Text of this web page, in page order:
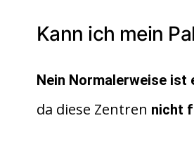
Kann ich mein
Nein Normalerweise ist
da diese Zentren nicht